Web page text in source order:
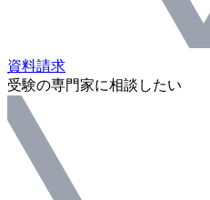
資料請求
受験の専門家に相談したい